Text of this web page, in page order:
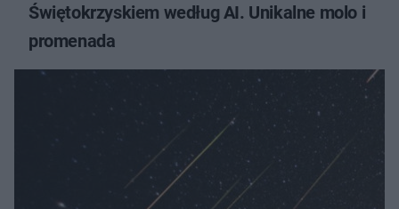
Świętokrzyskiem według AI. Unikalne molo i
promenada